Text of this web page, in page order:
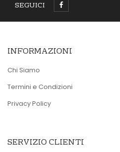
SEGUICI
INFORMAZIONI
Chi Siamo
Termini e Condizioni
Privacy Policy
SERVIZIO CLIENTI